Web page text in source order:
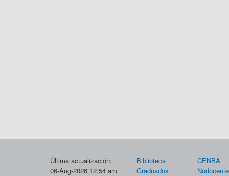
Última actualización:
06-Aug-2026 12:54 am
Biblioteca
Graduados
CENBA